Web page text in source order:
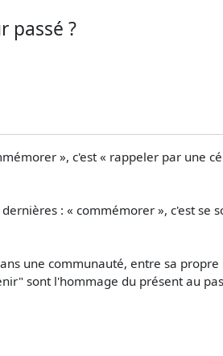
passé ?
», c'est « rappeler par une
: « commémorer », c'est se
une communauté, entre sa
sont l'hommage du présent au